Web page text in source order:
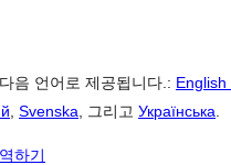
음 언어로 제공됩니다.: English
Svenska , 그리고 Українська
하기